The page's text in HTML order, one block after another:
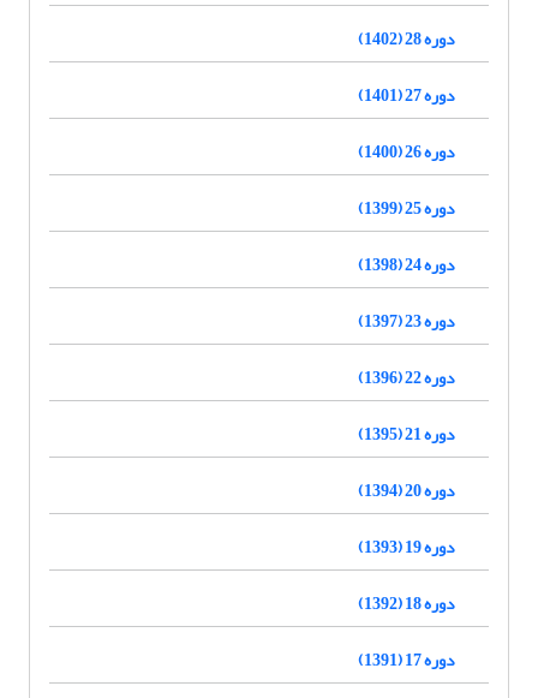
دوره 28 (1402)
دوره 27 (1401)
دوره 26 (1400)
دوره 25 (1399)
دوره 24 (1398)
دوره 23 (1397)
دوره 22 (1396)
دوره 21 (1395)
دوره 20 (1394)
دوره 19 (1393)
دوره 18 (1392)
دوره 17 (1391)